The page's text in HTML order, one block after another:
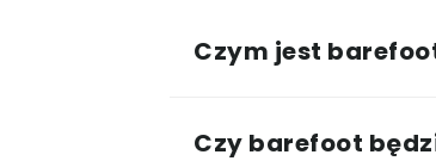
Czym jest
Czy barefoot